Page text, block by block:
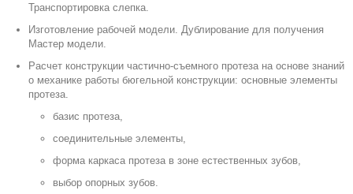
Транспортировка слепка.
Изготовление рабочей модели. Дублирование для получения
Мастер модели.
Расчет конструкции частично-съемного протеза на основе знаний
о механике работы бюгельной конструкции: основные элементы
протеза.
базис протеза,
соединительные элементы,
форма каркаса протеза в зоне естественных зубов,
выбор опорных зубов.